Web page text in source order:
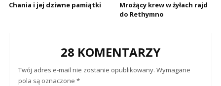
Chania i jej dziwne pamiątki
Mrożący krew w żyłach rajd
do Rethymno
28 KOMENTARZY
Twój adres e-mail nie zostanie opublikowany. Wymagane
pola są oznaczone *